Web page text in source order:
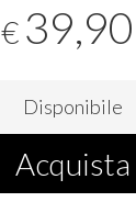
€ 39,90
Disponibile
Acquista